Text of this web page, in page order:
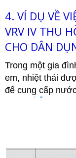
4. VÍ DỤ VỀ
VRV IV THU
CHO DÂN
Trong một gia
em, nhiệt thải
để cung cấp